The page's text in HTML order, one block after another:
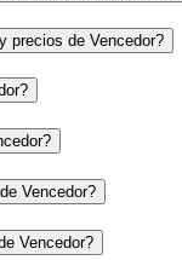
precios de Vencedor?
Vencedor?
Vencedor?